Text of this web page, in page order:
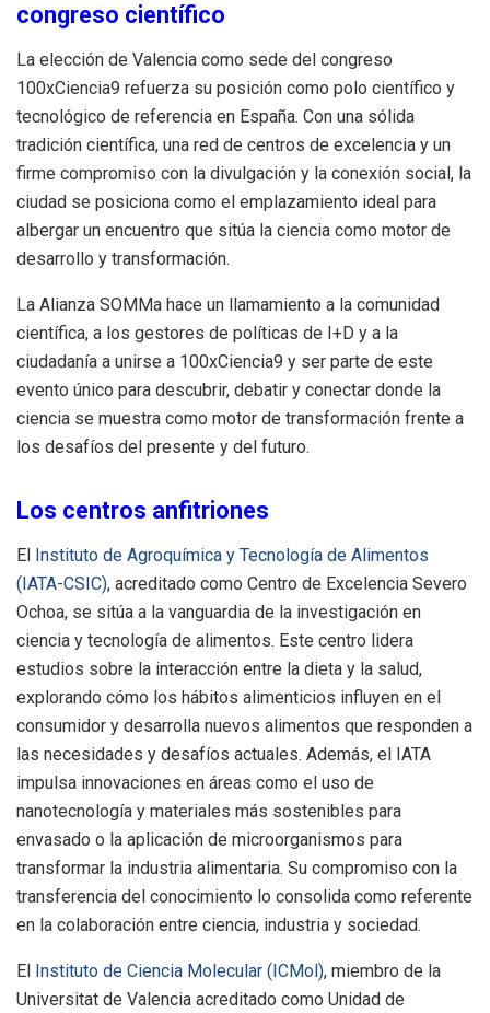
congreso científico
La elección de Valencia como sede del congreso
100xCiencia9 refuerza su posición como polo científico y
tecnológico de referencia en España. Con una sólida
tradición científica, una red de centros de excelencia y un
firme compromiso con la divulgación y la conexión social, la
ciudad se posiciona como el emplazamiento ideal para
albergar un encuentro que sitúa la ciencia como motor de
desarrollo y transformación.
La Alianza SOMMa hace un llamamiento a la comunidad
científica, a los gestores de políticas de I+D y a la
ciudadanía a unirse a 100xCiencia9 y ser parte de este
evento único para descubrir, debatir y conectar donde la
ciencia se muestra como motor de transformación frente a
los desafíos del presente y del futuro.
Los centros anfitriones
El
Instituto de Agroquímica y Tecnología de Alimentos
(IATA-CSIC), acreditado como Centro de Excelencia Severo
Ochoa, se sitúa a la vanguardia de la investigación en
ciencia y tecnología de alimentos. Este centro lidera
estudios sobre la interacción entre la dieta y la salud,
explorando cómo los hábitos alimenticios influyen en el
consumidor y desarrolla nuevos alimentos que responden a
las necesidades y desafíos actuales. Además, el IATA
impulsa innovaciones en áreas como el uso de
nanotecnología y materiales más sostenibles para
envasado o la aplicación de microorganismos para
transformar la industria alimentaria. Su compromiso con la
transferencia del conocimiento lo consolida como referente
en la colaboración entre ciencia, industria y sociedad.
El Instituto de Ciencia Molecular (ICMol), miembro de la
Universitat de Valencia acreditado como Unidad de